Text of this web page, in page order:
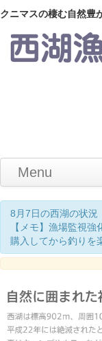
クニマスの棲む自然豊
Menu
Home
釣り情報
マナーとお願
クニマス展示
漁協からのお
お問い合わせ
8月7日の西湖の状
【メモ】漁場監視
購入してから釣りを